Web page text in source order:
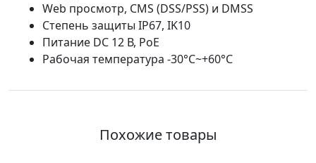
Web просмотр, CMS (DSS/PSS) и DMSS
Степень защиты IP67, IK10
Питание DC 12 В, PoЕ
Рабочая температура -30°C~+60°C
Похожие товары